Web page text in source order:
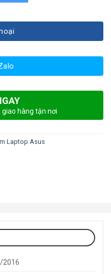
giao hàng tận nơi
Laptop Asus
2016